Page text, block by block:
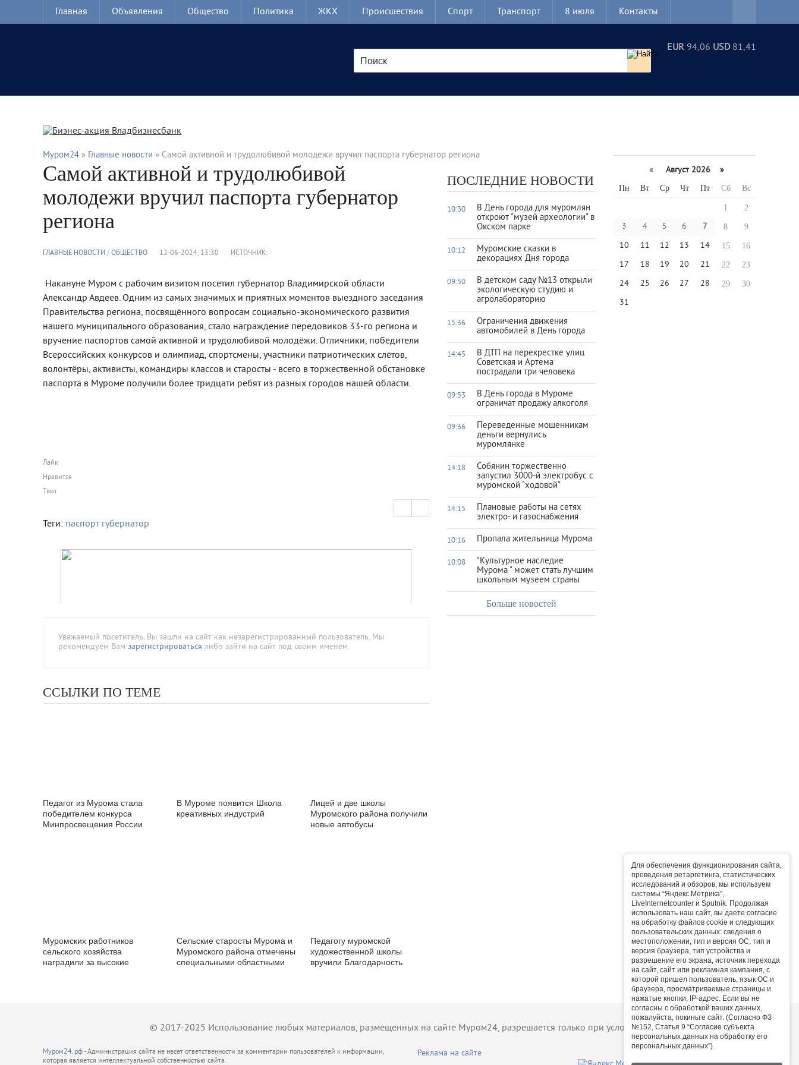
Для обеспечения функционирования сайта,
проведения ретаргетинга, статистических
исследований и обзоров, мы используем
системы “Яндекс.Метрика”,
LiveInternetcounter и Sputnik. Продолжая
использовать наш сайт, вы даете согласие
на обработку файлов cookie и следующих
пользовательских данных: сведения о
местоположении, тип и версия ОС, тип и
версия браузера, тип устройства и
разрешение его экрана, источник перехода
на сайт, сайт или рекламная кампания, с
которой пришел пользователь, язык ОС и
браузера, просматриваемые страницы и
нажатые кнопки, IP-адрес. Если вы не
согласны с обработкой ваших данных,
пожалуйста, покиньте сайт. (Согласно ФЗ
№152, Статья 9 “Согласие субъекта
персональных данных на обработку его
персональных данных”).
Главная Объявления Общество Политика ЖКХ Происшествия Спорт Транспорт 8 июля Контакты
EUR 94,06 USD81,41
Муром24 » Главные новости » Самой активной и трудолюбивой молодежи вручил паспорта губернатор региона
Самой активной и трудолюбивой
молодежи вручил паспорта губернатор
региона
ГЛАВНЫЕ НОВОСТИ/ ОБЩЕСТВО 12-06-2024, 13:30 ИСТОЧНИК:
Накануне Муром с рабочим визитом посетил губернатор Владимирской области
Александр Авдеев. Одним из самых значимых и приятных моментов выездного заседания
Правительства региона, посвящённого вопросам социально-экономического развития
нашего муниципального образования, стало награждение передовиков 33-го региона и
вручение паспортов самой активной и трудолюбивой молодёжи. Отличники, победители
Всероссийских конкурсов и олимпиад, спортсмены, участники патриотических слётов,
волонтёры, активисты, командиры классов и старосты - всего в торжественной обстановке
паспорта в Муроме получили более тридцати ребят из разных городов нашей области.
Лайк
Нравится
Твит
Теги: паспорт губернатор
Уважаемый посетитель, Вы зашли на сайт как незарегистрированный пользователь. Мы
рекомендуем Вам зарегистрироваться либо зайти на сайт под своим именем.
ССЫЛКИ ПО ТЕМЕ
Педагог из Мурома стала
победителем конкурса
Минпросвещения России
В Муроме появится Школа
креативных индустрий
Лицей и две школы
Муромского района получили
новые автобусы
Муромских работников
сельского хозяйства
наградили за высокие
Сельские старосты Мурома и
Муромского района отмечены
специальными областными
Педагогу муромской
художественной школы
вручили Благодарность
ПОСЛЕДНИЕ НОВОСТИ
10:30
В День города для муромлян
откроют "музей археологии" в
Окском парке
10:12
Муромские сказки в
декорациях Дня города
09:50
В детском саду №13 открыли
экологическую студию и
агролабораторию
15:36
Ограничения движения
автомобилей в День города
14:45
В ДТП на перекрестке улиц
Советская и Артема
пострадали три человека
09:53
В День города в Муроме
ограничат продажу алкоголя
09:36
Переведенные мошенникам
деньги вернулись
муромлянке
14:18
Собянин торжественно
запустил 3000-й электробус с
муромской "ходовой"
14:15
Плановые работы на сетях
электро- и газоснабжения
10:16 Пропала жительница Мурома
10:08
"Культурное наследие
Мурома " может стать лучшим
школьным музеем страны
Больше новостей
« Август 2026 »
Пн Вт Ср Чт Пт Сб Вс
1 2
3 4 5 6 7 8 9
10 11 12 13 14 15 16
17 18 19 20 21 22 23
24 25 26 27 28 29 30
31
© 2017-2025 Использование любых материалов, размещенных на сайте Муром24, разрешается только при условии активной ссылки на сайт.
Муром24.рф- Администрация сайта не несет ответственности за комментарии пользователей к информации,
которая является интеллектуальной собственностью сайта.
Реклама на сайте